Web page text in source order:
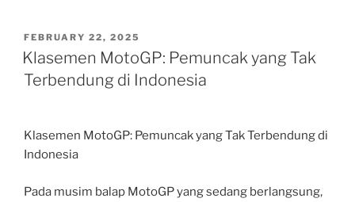
POSTED
ON
FEBRUARY 22, 2025
Klasemen MotoGP: Pemuncak yang Tak
Terbendung di Indonesia
Klasemen MotoGP: Pemuncak yang Tak Terbendung di
Indonesia
Pada musim balap MotoGP yang sedang berlangsung,